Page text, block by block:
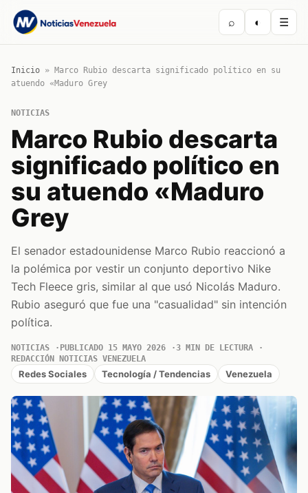
⌕ ◐ ☰
Inicio » Marco Rubio descarta significado político en su
atuendo «Maduro Grey
NOTICIAS
Marco Rubio descarta
significado político en
su atuendo «Maduro
Grey
El senador estadounidense Marco Rubio reaccionó a
la polémica por vestir un conjunto deportivo Nike
Tech Fleece gris, similar al que usó Nicolás Maduro.
Rubio aseguró que fue una "casualidad" sin intención
política.
NOTICIAS PUBLICADO 15 MAYO 2026
3 MIN DE LECTURA
REDACCIÓN NOTICIAS VENEZUELA
Redes Sociales Tecnología / Tendencias Venezuela